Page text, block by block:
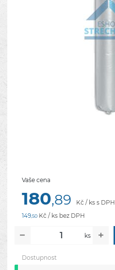
Vaše cena
180,89
Kč / ks s DPH
149,50 Kč / ks bez DPH
ks
Dostupnost